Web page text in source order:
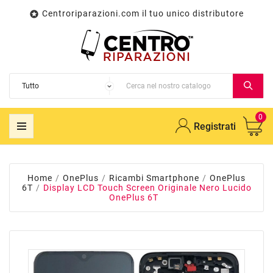
 Centroriparazioni.com il tuo unico distributore
Registrati
0
Home OnePlus Ricambi Smartphone
OnePlus
6T
Display LCD Touch Screen Originale Nero Lucido
OnePlus 6T